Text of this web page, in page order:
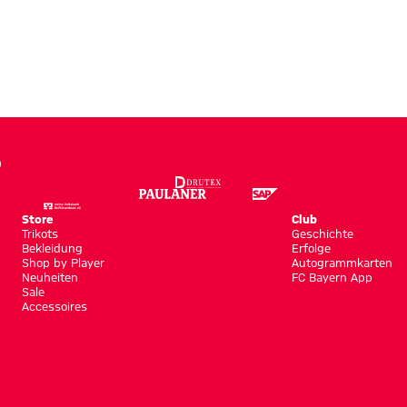
Store
Trikots
Bekleidung
Shop by Player
Neuheiten
Sale
Accessoires
Club
Geschichte
Erfolge
Autogrammkarten
FC Bayern App